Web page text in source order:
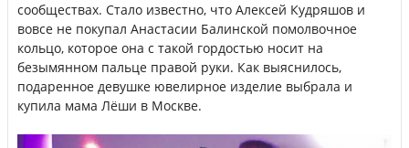
сообществах. Стало известно, что Алексей Кудряшов и
вовсе не покупал Анастасии Балинской помолвочное
кольцо, которое она с такой гордостью носит на
безымянном пальце правой руки. Как выяснилось,
подаренное девушке ювелирное изделие выбрала и
купила мама Лёши в Москве.